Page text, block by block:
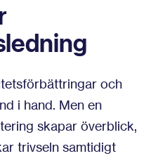
och
i hand. Men en
skapar överblick,
trivseln samtidigt